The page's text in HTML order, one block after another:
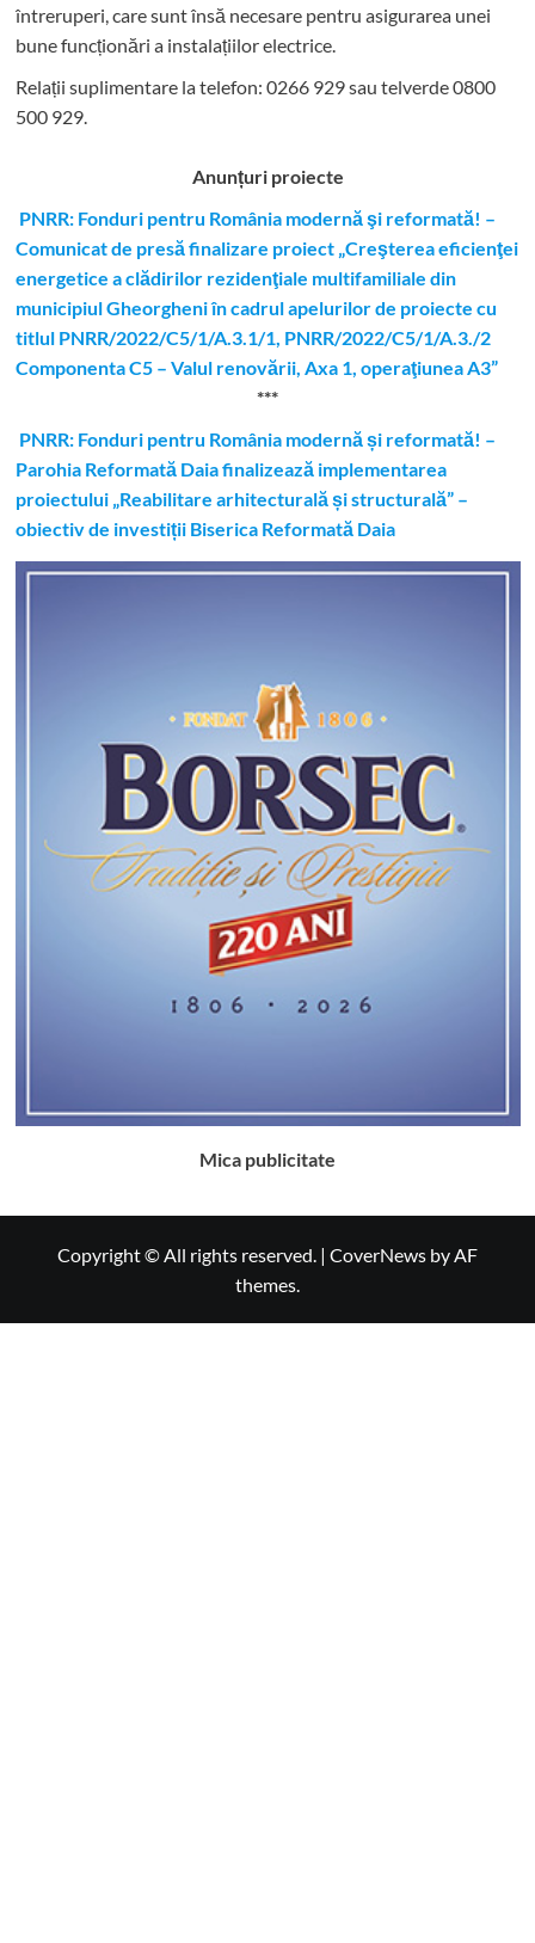
întreruperi, care sunt însă necesare pentru asigurarea unei
bune funcționări a instalațiilor electrice.
Relații suplimentare la telefon: 0266 929 sau telverde 0800
500 929.
Anunțuri proiecte
PNRR: Fonduri pentru România modernă şi reformată! –
Comunicat de presă finalizare proiect „Creşterea eficienţei
energetice a clădirilor rezidenţiale multifamiliale din
municipiul Gheorgheni în cadrul apelurilor de proiecte cu
titlul PNRR/2022/C5/1/A.3.1/1, PNRR/2022/C5/1/A.3./2
Componenta C5 – Valul renovării, Axa 1, operaţiunea A3”
***
PNRR: Fonduri pentru România modernă și reformată! –
Parohia Reformată Daia finalizează implementarea
proiectului „Reabilitare arhitecturală și structurală” –
obiectiv de investiții Biserica Reformată Daia
Mica publicitate
Copyright © All rights reserved. | CoverNews by AF
themes.